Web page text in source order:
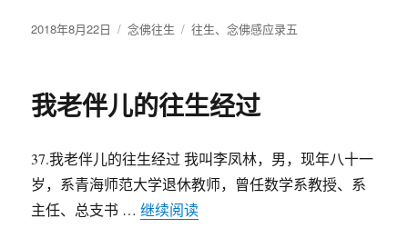
发
2018年8月22日
分
念佛往生
标
往生、念佛感应录五
我老伴儿的往生经过
37.我老伴儿的往生经过 我叫李凤林，男，现年八十一
岁，系青海师范大学退休教师，曾任数学系教授、系
主任、总支书 …继续阅读